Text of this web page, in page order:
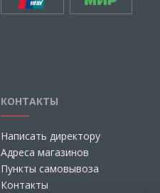
КОНТАКТЫ
Написать директору
Адреса магазинов
Пункты самовывоза
Контакты